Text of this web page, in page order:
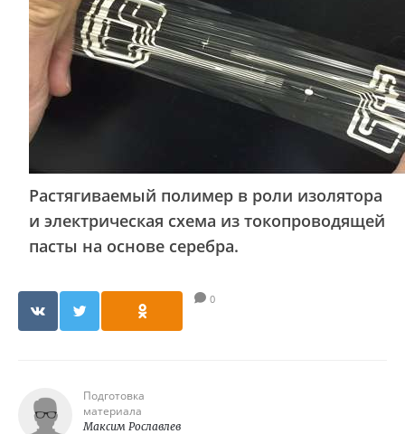
Растягиваемый полимер в роли изолятора
и электрическая схема из токопроводящей
пасты на основе серебра.
0
Подготовка
материала
Максим Рославлев